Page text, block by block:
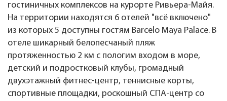
гостиничных комплексов на курорте Ривьера-Майя.
На территории находятся 6 отелей "всё включено"
из которых 5 доступны гостям Barcelo Maya Palace. В
отеле шикарный белопесчаный пляж
протяженностью 2 км с пологим входом в море,
детский и подростковый клубы, громадный
двухэтажный фитнес-центр, теннисные корты,
спортивные площадки, роскошный СПА-центр со